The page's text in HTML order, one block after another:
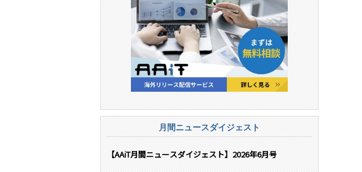
月間ニュースダイジェスト
【AAiT月間ニュースダイジェスト】2026年6月号